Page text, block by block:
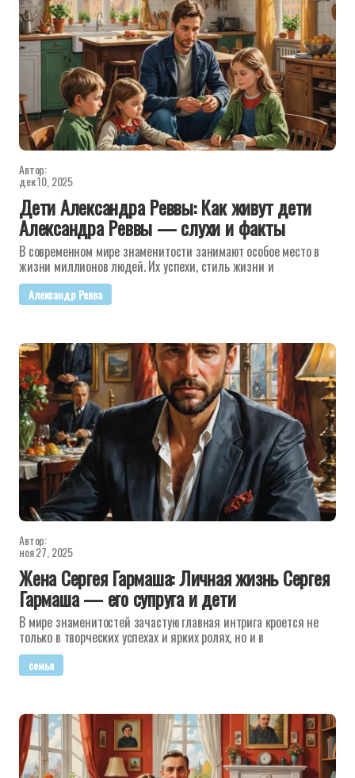
Автор:
дек 10, 2025
Дети Александра Реввы: Как живут дети
Александра Реввы — слухи и факты
В современном мире знаменитости занимают особое место в
жизни миллионов людей. Их успехи, стиль жизни и
Александр Ревва
Автор:
ноя 27, 2025
Жена Сергея Гармаша: Личная жизнь Сергея
Гармаша — его супруга и дети
В мире знаменитостей зачастую главная интрига кроется не
только в творческих успехах и ярких ролях, но и в
семья